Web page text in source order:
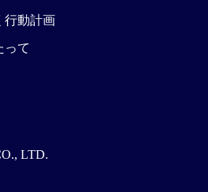
LTD.
行動計画
って